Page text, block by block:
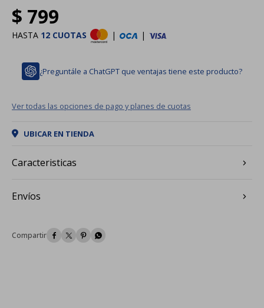
$ 799
HASTA 12 CUOTAS | |
¿Preguntále a ChatGPT que ventajas tiene este producto?
Ver todas las opciones de pago y planes de cuotas
UBICAR EN TIENDA
Caracteristicas
Envíos
   